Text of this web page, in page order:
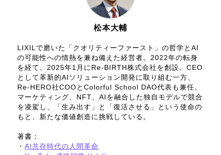
松本大輔
LIXILで磨いた「クオリティーファースト」の哲学とAI
の可能性への情熱を兼ね備えた経営者。2022年の転身
を経て、2025年1月にRe-BIRTH株式会社を創設。CEO
として革新的AIソリューション開発に取り組む一方、
Re-HERO社COOとColorful School DAO代表も兼任。
マーケティング、NFT、AIを融合した独自モデルで競合
を凌駕し、「生み出す」と「復活させる」という使命の
もと、新たな価値創造に挑戦している。
著書：
・ AI共存時代の人間革命